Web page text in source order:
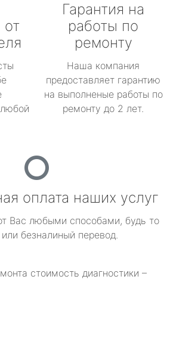
от
Гарантия на
работы по
ремонту
Наша компания
предоставляет гарантию
на выполненые работы по
ремонту до 2 лет.
оплата наших услуг
Вас любыми способами, будь то
безналиный перевод.
стоимость диагностики –